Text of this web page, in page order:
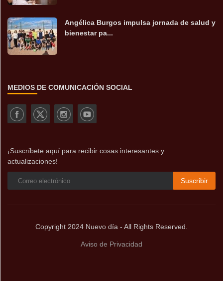
Angélica Burgos impulsa jornada de salud y
bienestar pa...
MEDIOS DE COMUNICACIÓN SOCIAL
¡Suscríbete aquí para recibir cosas interesantes y
actualizaciones!
Suscribir
Copyright 2024 Nuevo día - All Rights Reserved.
Aviso de Privacidad